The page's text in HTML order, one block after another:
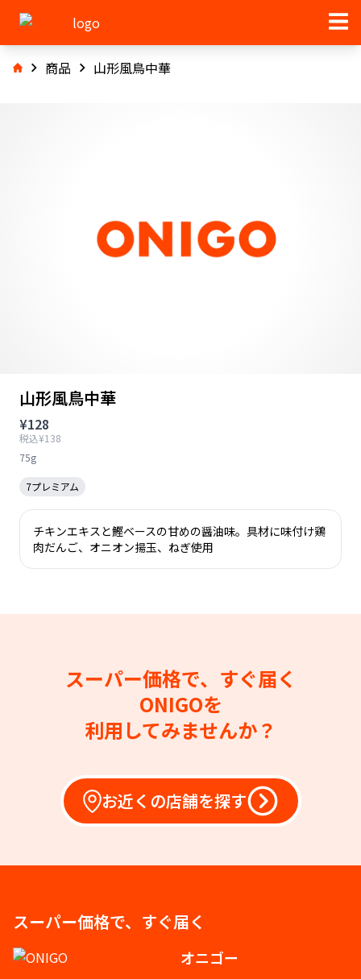
商品 山形風鳥中華
山形風鳥中華
¥128
税込¥138
75g
7プレミアム
チキンエキスと鰹ベースの甘めの醤油味。具材に味付け鶏
肉だんご、オニオン揚玉、ねぎ使用
スーパー価格で、すぐ届く
ONIGOを
利用してみませんか？
お近くの店舗を探す
スーパー価格で、すぐ届く
オニゴー